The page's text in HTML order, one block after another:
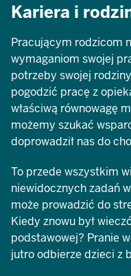
Kariera i
Pracującym rodzicom
wymaganiom swojej
potrzeby swojej
pogodzić pracę z
właściwą równowagę
możemy szukać
doprowadził nas do
To przede wszystkim
niewidocznych zadań
może prowadzić do
Kiedy znowu był
podstawowej? Pranie
jutro odbierze dzieci z